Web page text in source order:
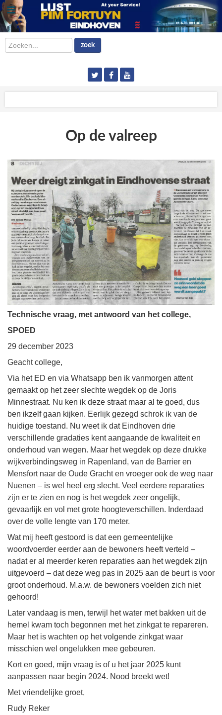
Zoeken... zoek
Op de valreep
Technische vraag, met antwoord van het college,
SPOED
29 december 2023
Geacht college,
Via het ED en via Whatsapp ben ik vanmorgen attent
gemaakt op het zeer slechte wegdek op de Joris
Minnestraat. Nu ken ik deze straat maar al te goed, dus
ben ikzelf gaan kijken. Eerlijk gezegd schrok ik van de
huidige toestand. Nu weet ik dat Eindhoven drie
verschillende gradaties kent aangaande de kwaliteit en
onderhoud van wegen. Maar het wegdek op deze drukke
wijkverbindingsweg in Rapenland, van de Barrier en
Mensfort naar de Oude Gracht en vroeger ook de weg naar
Nuenen – is wel heel erg slecht. Veel eerdere reparaties
zijn er te zien en nog is het wegdek zeer ongelijk,
gevaarlijk en vol met grote hoogteverschillen. Inderdaad
over de volle lengte van 170 meter.
Wat mij heeft gestoord is dat een gemeentelijke
woordvoerder eerder aan de bewoners heeft verteld –
nadat er al meerder keren reparaties aan het wegdek zijn
uitgevoerd – dat deze weg pas in 2025 aan de beurt is voor
groot onderhoud. M.a.w. de bewoners voelden zich niet
gehoord!
Later vandaag is men, terwijl het water met bakken uit de
hemel kwam toch begonnen met het zinkgat te repareren.
Maar het is wachten op het volgende zinkgat waar
misschien wel ongelukken mee gebeuren.
Kort en goed, mijn vraag is of u het jaar 2025 kunt
aanpassen naar begin 2024. Nood breekt wet!
Met vriendelijke groet,
Rudy Reker